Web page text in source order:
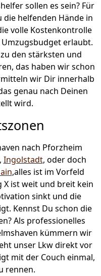
sollen es sein? Für
helfenden Hände in
volle Kostenkontrolle
erlaubt.
den stärksten und
das haben wir schon
wir Dir innerhalb
genau nach Deinen
wird.
nach Pforzheim
, Ingolstadt, oder doch
,alles ist im Vorfeld
ist weit und breit kein
sinkt und die
Kennst Du schon die
Als professionelles
kümmern wir
unser Lkw direkt vor
mit der Couch einmal,
rennen.